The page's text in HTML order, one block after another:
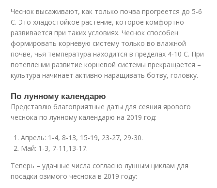
Чеснок высаживают, как только почва прогреется до 5-6
С. Это хладостойкое растение, которое комфортно
развивается при таких условиях. Чеснок способен
формировать корневую систему только во влажной
почве, чья температура находится в пределах 4-10 С. При
потеплении развитие корневой системы прекращается –
культура начинает активно наращивать ботву, головку.
По лунному календарю
Представлю благоприятные даты для сеяния ярового
чеснока по лунному календарю на 2019 год:
Апрель: 1-4, 8-13, 15-19, 23-27, 29-30.
Май: 1-3, 7-11,13-17.
Теперь – удачные числа согласно лунным циклам для
посадки озимого чеснока в 2019 году: